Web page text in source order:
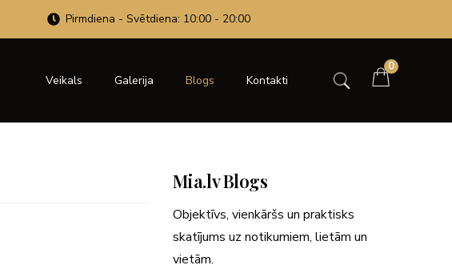
Pirmdiena - Svētdiena: 10:00 - 20:00
Veikals Galerija Blogs Kontakti
0
Mia.lv Blogs
Objektīvs, vienkāršs un praktisks
skatījums uz notikumiem, lietām un
vietām.